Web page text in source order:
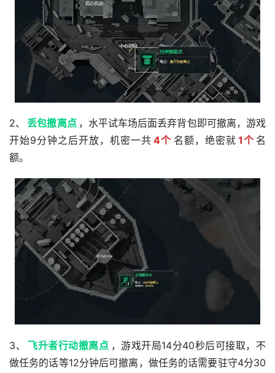
2、 丢包撤离点 ，水平试车场后面丢弃背包即可撤离，游戏
开始9分钟之后开放，机密一共 4个 名额，绝密就 1个 名
额。
3、 飞升者行动撤离点 ，游戏开局14分40秒后可接取，不
做任务的话等12分钟后可撤离，做任务的话需要驻守4分30